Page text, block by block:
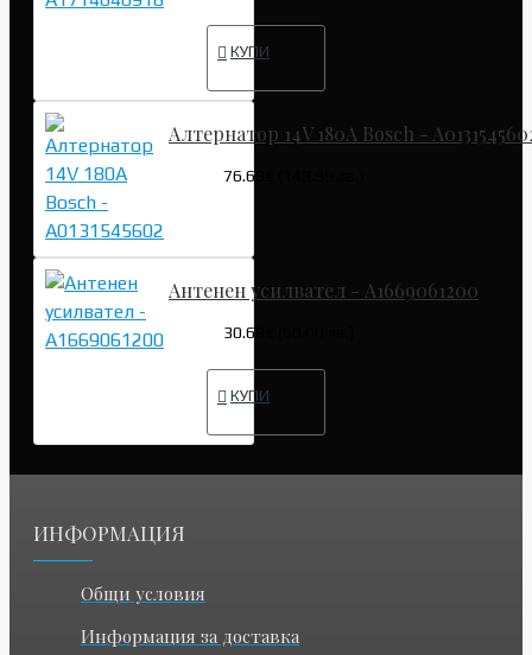
КУПИ
Алтернатор 14V 180A Bosch -
76.69€ (149.99 лв.)
Антенен усилвател - A1669061200
30.68€ (60.00 лв.)
КУПИ
ИНФОРМАЦИЯ
Общи условия
Информация за доставка